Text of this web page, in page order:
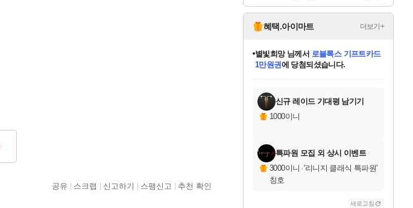
공유 스크랩 신고하기 스팸신고 추천 확인
혜택.아이마트 더보기+
교환.
당첨되셨습니다.
당첨되셨습니다.
당첨되셨습니다.
별빛희망님께서 로블록스 기프트카드
1만원권에 당첨되셨습니다.
당첨되셨습니다.
당첨되셨습니다.
당첨되셨습니다.
당첨되셨습니다.
에디션 (스팀코드)를 교환.
당첨되셨습니다.
신규 레이드 기대평 남기기
1000이니
특파원 모집 외 상시 이벤트
3000이니 ·'리니지 클래식 특파원'
칭호
새로고침